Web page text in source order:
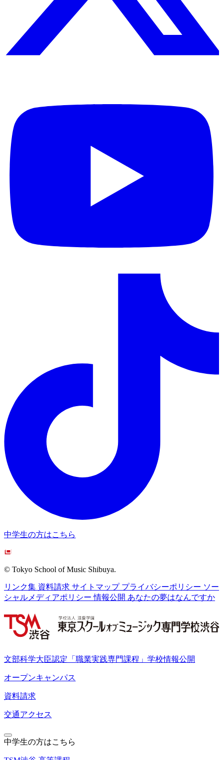
中学生の方はこちら
© Tokyo School of Music Shibuya.
リンク集 資料請求 サイトマップ プライバシーポリシー ソー
シャルメディアポリシー 情報公開 あなたの夢はなんですか
文部科学大臣認定「職業実践専門課程」学校情報公開
オープンキャンパス
資料請求
交通アクセス
中学生の方はこちら